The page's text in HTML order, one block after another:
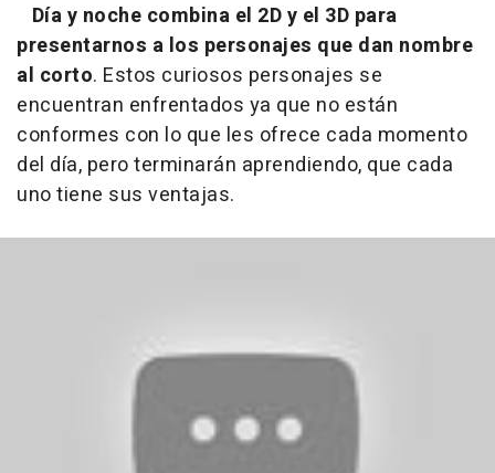
Día y noche combina el 2D y el 3D para
presentarnos a los personajes que dan nombre
al corto. Estos curiosos personajes se
encuentran enfrentados ya que no están
conformes con lo que les ofrece cada momento
del día, pero terminarán aprendiendo, que cada
uno tiene sus ventajas.